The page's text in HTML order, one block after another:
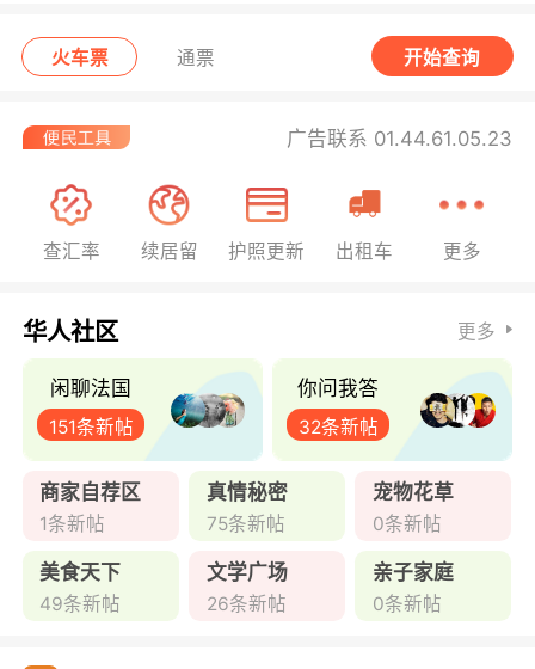
火车票 通票 开始查询
广告联系 01.44.61.05.23
查汇率 续居留 护照更新 出租车 更多
华人社区 更多
闲聊法国
151条新帖
你问我答
32条新帖
商家自荐区
1条新帖
真情秘密
75条新帖
宠物花草
0条新帖
美食天下
49条新帖
文学广场
26条新帖
亲子家庭
0条新帖